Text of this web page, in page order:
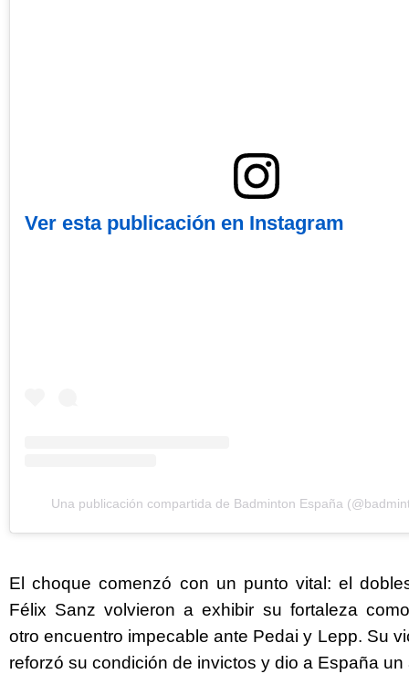
Ver esta publicación en Instagram
Una publicación compartida de Badminton España
El choque comenzó con un punto vital: el
Félix Sanz volvieron a exhibir su fortaleza
otro encuentro impecable ante Pedai y Lepp. Su
reforzó su condición de invictos y dio a España